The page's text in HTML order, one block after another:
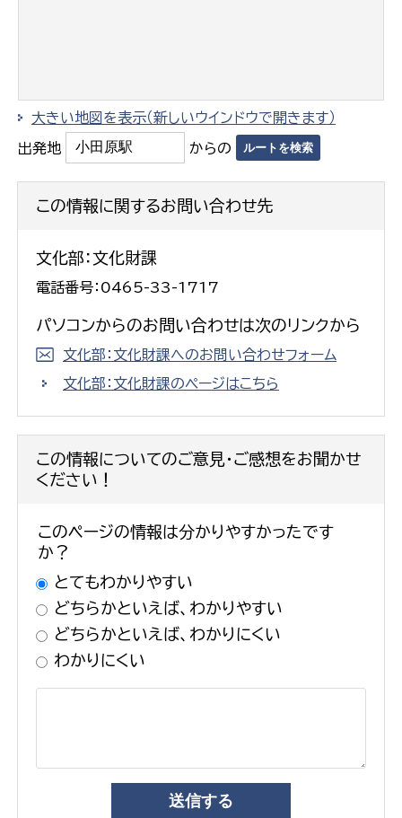
大きい地図を表示（新しいウインドウで開きます）
出発地 からの
この情報に関するお問い合わせ先
文化部：文化財課
電話番号：0465-33-1717
パソコンからのお問い合わせは次のリンクから
文化部：文化財課へのお問い合わせフォーム
文化部：文化財課のページはこちら
この情報についてのご意見・ご感想をお聞かせ
ください！
このページの情報は分かりやすかったです
か？
とてもわかりやすい
どちらかといえば、わかりやすい
どちらかといえば、わかりにくい
わかりにくい